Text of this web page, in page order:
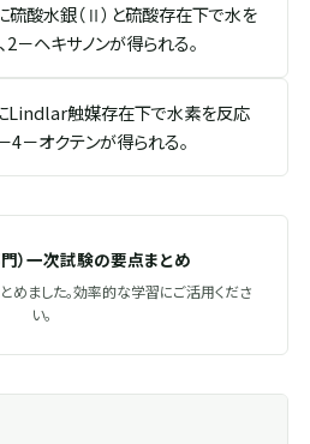
硫酸水銀（Ⅱ）と硫酸存在下で水を
2－ヘキサノンが得られる。
Lindlar触媒存在下で水素を反応
4－オクテンが得られる。
）一次試験の要点まとめ
ました。効率的な学習にご活用くださ
い。